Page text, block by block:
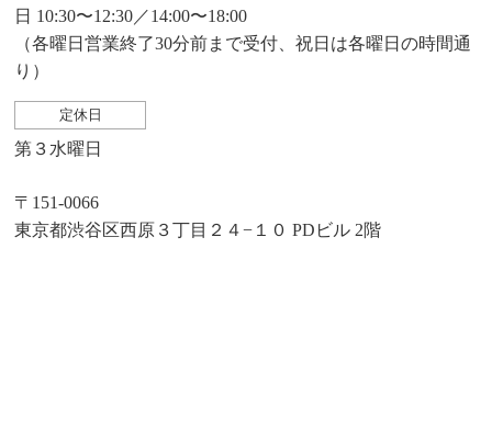
日 10:30〜12:30／14:00〜18:00
（各曜日営業終了30分前まで受付、祝日は各曜日の時間通
り）
定休日
第３水曜日
〒151-0066
東京都渋谷区西原３丁目２４−１０ PDビル 2階